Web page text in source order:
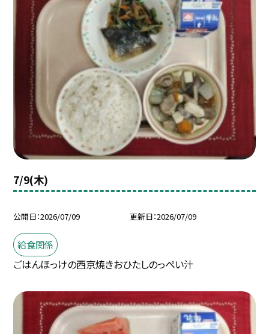
7/9(木)
公開日 2026/07/09 更新日 2026/07/09
給食関係
ごはんほっけの西京焼きおひたしのっぺい汁